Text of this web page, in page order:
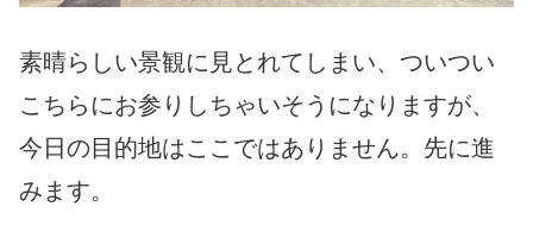
素晴らしい景観に見とれてしまい、ついつい
こちらにお参りしちゃいそうになりますが、
今日の目的地はここではありません。先に進
みます。